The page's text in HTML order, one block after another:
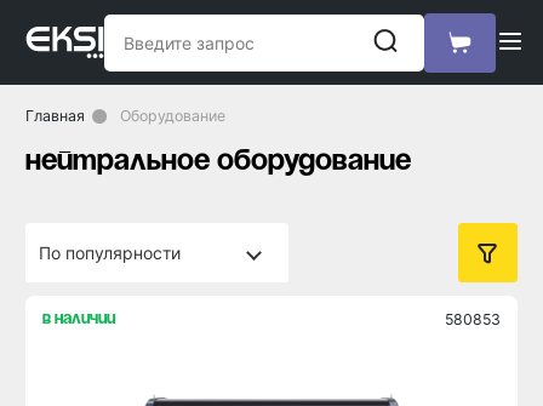
Главная Оборудование
нейтральное оборудование
в наличии 580853